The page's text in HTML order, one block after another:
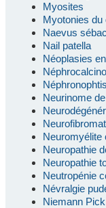
Myosites
Myotonies du
Naevus
Nail patella
Néoplasies
Neurinome
Neuromyélite
Neuropathie
Neuropathie
Neutropénie
Névralgie
Niemann